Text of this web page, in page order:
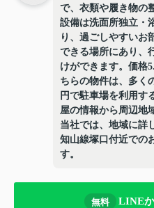
で、衣類や履き物の
設備は洗面所独立・
り、過ごしやすいお
できる場所にあり、
けができます。価格
ちらの物件は、多く
円で駐車場を利用す
屋の情報から周辺地
当社では、地域に詳
知山線塚口付近での
す。
無料 LINE